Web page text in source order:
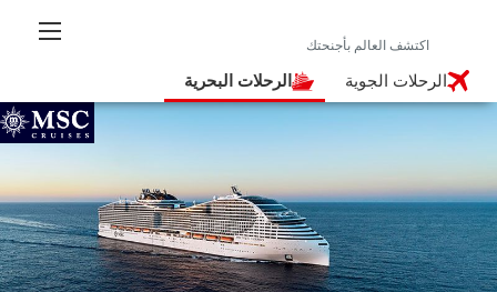
الرحلات الجوية الرحلات البحرية